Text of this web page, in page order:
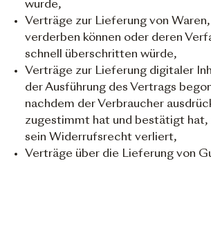
wurde,
Verträge zur Lieferung von Waren,
verderben können oder deren
schnell überschritten würde,
Verträge zur Lieferung digitaler
der Ausführung des Vertrags
nachdem der Verbraucher
zugestimmt hat und bestätigt hat,
sein Widerrufsrecht verliert,
Verträge über die Lieferung von